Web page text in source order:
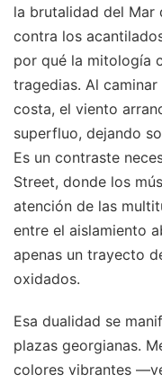
la brutalidad del Mar
contra los
por qué la mitología
tragedias. Al
costa, el viento
superfluo, dejando
Es un contraste
Street, donde los
atención de las
entre el aislamiento
apenas un trayecto
oxidados.
Esa dualidad se
plazas georgianas.
colores vibrantes